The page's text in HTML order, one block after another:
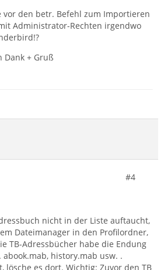
vor den betr. Befehl zum Importieren
Administrator-Rechten irgendwo
Dank + Gruß
#4
nicht in der Liste auftaucht,
Dateimanager in den Profilordner,
TB-Adressbücher habe die Endung
history.mab usw. .
lösche es dort. Wichtig: Zuvor den TB